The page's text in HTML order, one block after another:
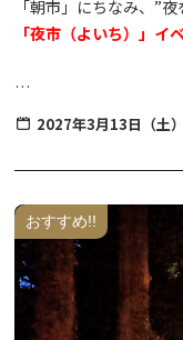
「朝市」にちなみ、”
「夜市（よいち）」イ
「尊徳先生（さん）」
人、二宮尊徳翁を祀る
歴史ある神社の境内が
地元町内お囃子団体に
絶品グルメを心ゆくま
【”今市（いまいち）
2027年3月13日（土
おすすめ!!